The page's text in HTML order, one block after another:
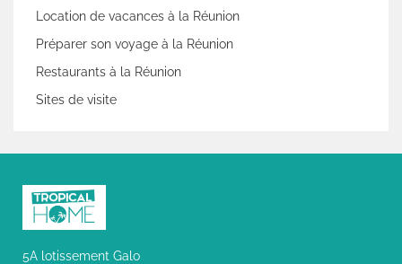
Location de vacances à la Réunion
Préparer son voyage à la Réunion
Restaurants à la Réunion
Sites de visite
5A lotissement Galo